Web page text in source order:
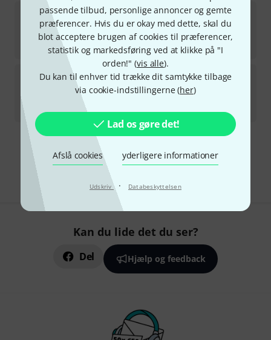
passende tilbud, personlige annoncer og gemte
præferencer. Hvis du er okay med dette, skal du
blot acceptere brugen af cookies til præferencer,
statistik og markedsføring ved at klikke på "I
orden!" (vis alle).
Du kan til enhver tid trække dit samtykke tilbage
via cookie-indstillingerne (her)
Lad os gøre det!
Afslå cookies yderligere informationer
Udskriv · Databeskyttelsen
GhielmettiPatch Cable 3pin 180cm, rt
på lager
311 kr
GhielmettiPatch Cable 3pin 120cm, Blue
på lager
281kr
Gratis levering fra 1.100 kr
Alle priser er inkl. moms
Kan du lide det du ser?
Del Hjælp og feedback